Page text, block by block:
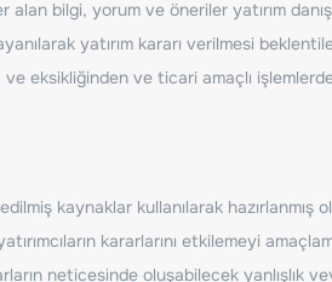
bilgi, yorum ve öneriler yatırım
yatırım kararı verilmesi
eksikliğinden ve ticari amaçlı
kaynaklar kullanılarak hazırlanmış
kararlarını etkilemeyi
neticesinde oluşabilecek yanlışlık